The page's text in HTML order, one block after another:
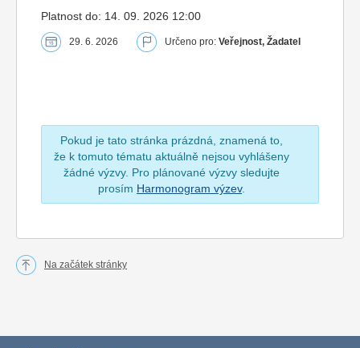
Platnost do: 14. 09. 2026 12:00
29. 6. 2026 Určeno pro: Veřejnost, Žadatel
Pokud je tato stránka prázdná, znamená to,
že k tomuto tématu aktuálně nejsou vyhlášeny
žádné výzvy. Pro plánované výzvy sledujte
prosím Harmonogram výzev.
Na začátek stránky